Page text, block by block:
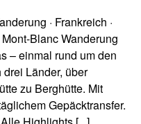
· Frankreich ·
Blanc Wanderung
– einmal rund um den
Länder, über
zu Berghütte. Mit
Gepäcktransfer.